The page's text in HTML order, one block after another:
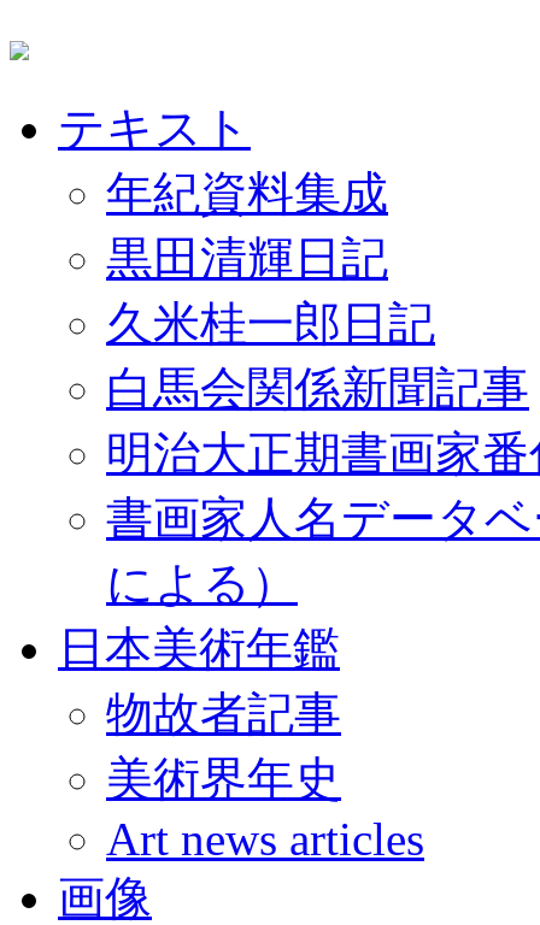
テキスト
年紀資料集成
黒田清輝日記
久米桂一郎日記
白馬会関係新聞記事
明治大正期書画家
書画家人名データ
による）
日本美術年鑑
物故者記事
美術界年史
Art news articles
画像